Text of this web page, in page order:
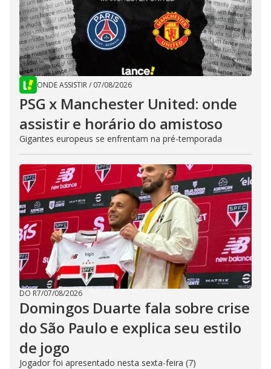
ONDE ASSISTIR/ 07/08/2026
PSG x Manchester United: onde
assistir e horário do amistoso
Gigantes europeus se enfrentam na pré-temporada
DO R7/07/08/2026
Domingos Duarte fala sobre crise
do São Paulo e explica seu estilo
de jogo
Jogador foi apresentado nesta sexta-feira (7)